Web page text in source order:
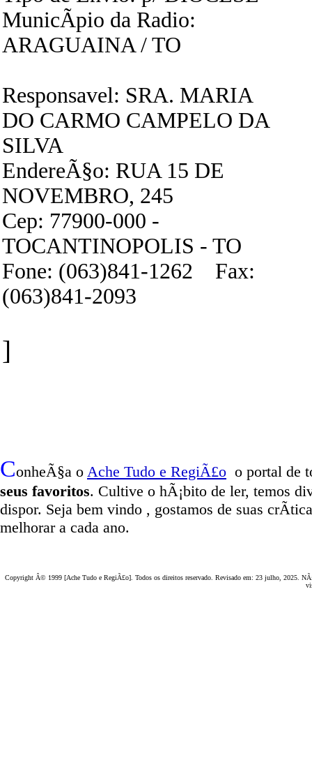
MunicÃ­pio da Radio:
ARAGUAINA / TO
Responsavel: SRA. MARIA
DO CARMO CAMPELO DA
SILVA
EndereÃ§o: RUA 15 DE
NOVEMBRO, 245
Cep: 77900-000 -
TOCANTINOPOLIS - TO
Fone: (063)841-1262 Fax:
(063)841-2093
]
ConheÃ§a o Ache Tudo e RegiÃ£o o portal de
seus favoritos. Cultive o hÃ¡bito de ler, temos
dispor. Seja bem vindo , gostamos de suas
melhorar a cada ano.
Copyright Â© 1999 [Ache Tudo e RegiÃ£o]. Todos os direitos reservado. Revisado em: 23 julho, 2025 .